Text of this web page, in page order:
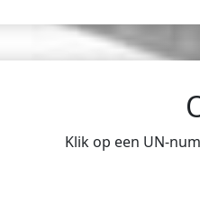
Klik op een UN-